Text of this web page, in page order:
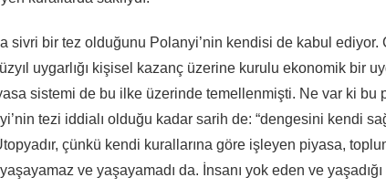
sivri bir tez olduğunu Polanyi’nin kendisi de kabul ediyor.
uygarlığı kişisel kazanç üzerine kurulu ekonomik bir
sistemi de bu ilke üzerinde temellenmişti. Ne var ki bu
tezi iddialı olduğu kadar sarih de: “dengesini kendi
çünkü kendi kurallarına göre işleyen piyasa,
ve yaşayamadı da. İnsanı yok eden ve